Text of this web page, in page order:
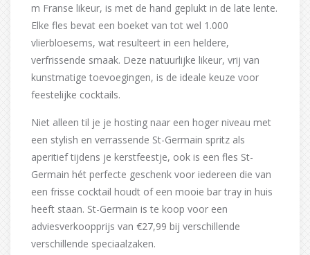
m Franse likeur, is met de hand geplukt in de late lente.
Elke fles bevat een boeket van tot wel 1.000
vlierbloesems, wat resulteert in een heldere,
verfrissende smaak. Deze natuurlijke likeur, vrij van
kunstmatige toevoegingen, is de ideale keuze voor
feestelijke cocktails.
Niet alleen til je je hosting naar een hoger niveau met
een stylish en verrassende St-Germain spritz als
aperitief tijdens je kerstfeestje, ook is een fles St-
Germain hét perfecte geschenk voor iedereen die van
een frisse cocktail houdt of een mooie bar tray in huis
heeft staan. St-Germain is te koop voor een
adviesverkoopprijs van €27,99 bij verschillende
verschillende speciaalzaken.